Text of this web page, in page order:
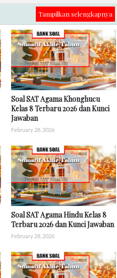
Tampilkan selengkapnya
Soal SAT Agama Khonghucu
Kelas 8 Terbaru 2026 dan Kunci
Jawaban
February 28, 2026
Soal SAT Agama Hindu Kelas 8
Terbaru 2026 dan Kunci Jawaban
February 28, 2026